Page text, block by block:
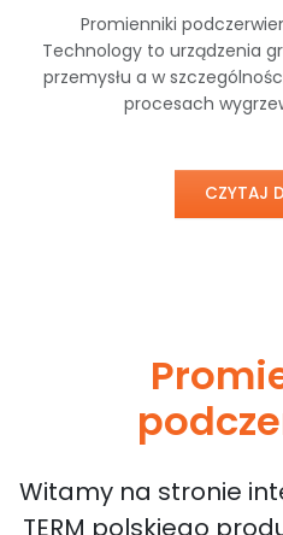
Promienniki
Technology to urządzenia
przemysłu a w
procesach
CZYTAJ
Witamy na stronie
TERM polskiego